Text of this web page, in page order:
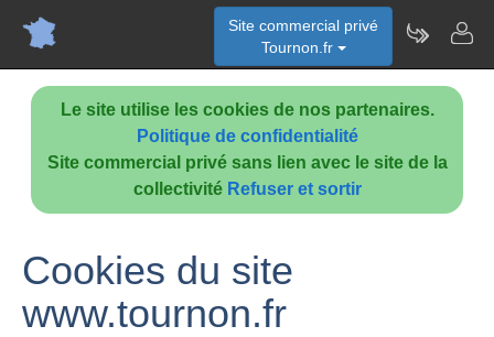
Le site utilise les cookies de nos partenaires.
Politique de confidentialité
Site commercial privé sans lien avec le site de la
collectivité Refuser et sortir
Site commercial privé
Tournon.fr
Cookies du site
www.tournon.fr